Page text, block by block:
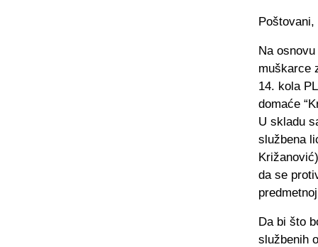
Poštovani,
Na
muškarce
14. kola
domaće
U skladu
službena
da se
Da bi što
službenih